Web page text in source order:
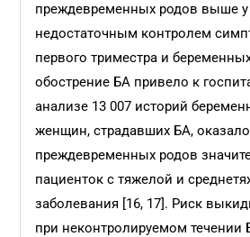
преждевременных родов выше у
недостаточным контролем
первого триместра и
обострение БА привело к
анализе 13 007 историй
женщин, страдавших БА,
преждевременных родов
пациенток с тяжелой и
заболевания [16, 17]. Риск
при неконтролируемом течении